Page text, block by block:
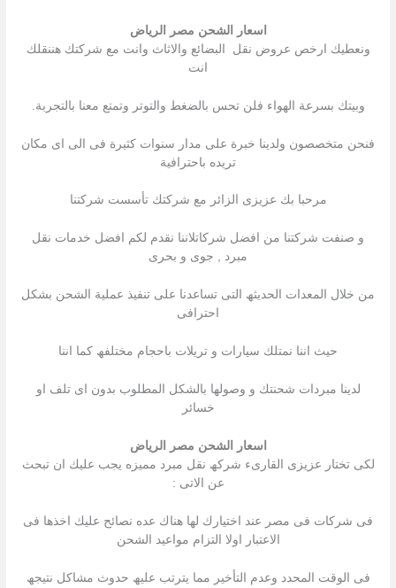
اسعار الشحن مصر الرياض
ونعطيك ارخص عروض نقل البضائع والاثاث وانت مع شركتك هننقلك
انت
وبيتك بسرعة الهواء فلن تحس بالضغط والتوتر وتمتع معنا بالتجربة.
فنحن متخصصون ولدينا خبرة على مدار سنوات كثيرة فى الى اى مكان
تريده باحترافية
مرحبا بك عزیزى الزائر مع شركتك تأسست شركتنا
و صنفت شركتنا من افضل شركاتلاننا نقدم لكم افضل خدمات نقل
مبرد , جوى و بحرى
من خلال المعدات الحدیثھ التى تساعدنا على تنفیذ عملیة الشحن بشكل
احترافى
حیث اننا نمتلك سیارات و تریلات باحجام مختلفھ كما اننا
لدینا مبردات شحنتك و وصولھا بالشكل المطلوب بدون اى تلف او
خسائر
اسعار الشحن مصر الرياض
لكى تختار عزیزى القارىء شركھ نقل مبرد ممیزه یجب علیك ان تبحث
عن الاتى :
فى شركات فى مصر عند اختیارك لھا ھناك عده نصائح علیك اخذھا فى
الاعتبار اولا التزام مواعید الشحن
فى الوقت المحدد وعدم التأخیر مما یترتب علیھ حدوث مشاكل نتیجھ